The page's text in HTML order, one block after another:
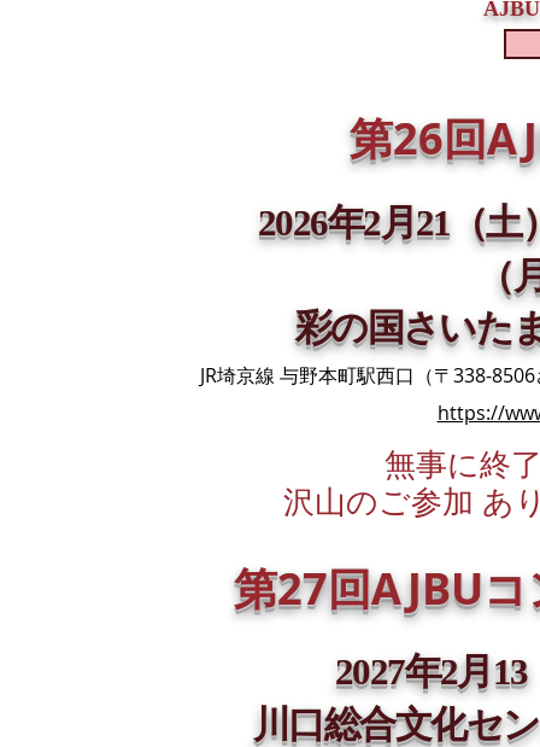
第26回
2026年2月21（
（
彩の国さいた
JR埼京線 与野本町駅西口（〒338-
https://
無事に終
沢山のご参加 あ
第27回AJBU
2027年2月
川口総合文化セ